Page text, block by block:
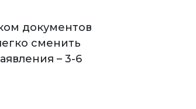
документов
сменить
– 3-6